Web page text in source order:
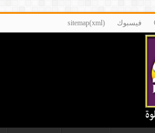
فيسبوك sitemap(xml)